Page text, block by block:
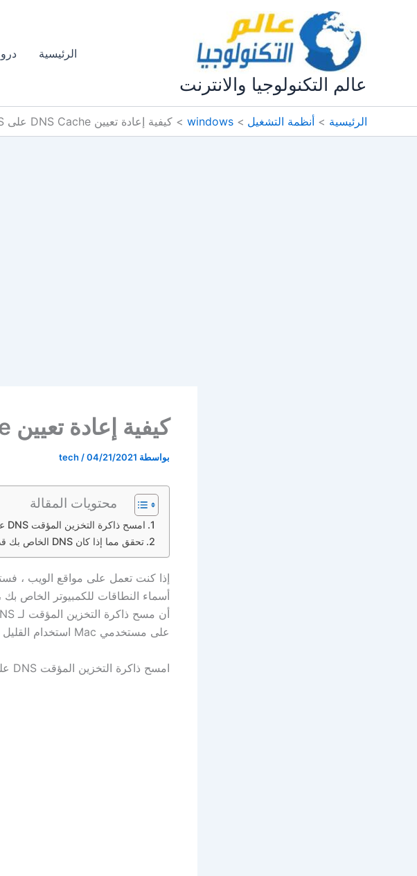
عالم التكنولوجيا والانترنت
الرئيسية
الرئيسية أنظمة التشغيل windows كيفية إعادة تعيين DNS Cache على macOS
كيفية إعادة تعيين DNS Cache على macOS
بواسطة tech /04/21/2021
محتويات المقالة
امسح ذاكرة التخزين المؤقت DNS على جهاز Mac الخاص بك
تحقق مما إذا كان DNS الخاص بك قد تم إعادة تعيينه بالفعل
إذا كنت تعمل على مواقع الويب ،
أسماء النطاقات للكمبيوتر الخاص
على مستخدمي Mac استخدام القليل من الحل البديل.
امسح ذاكرة التخزين المؤقت DNS على جهاز Mac الخاص بك